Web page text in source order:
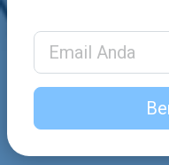
Email Address